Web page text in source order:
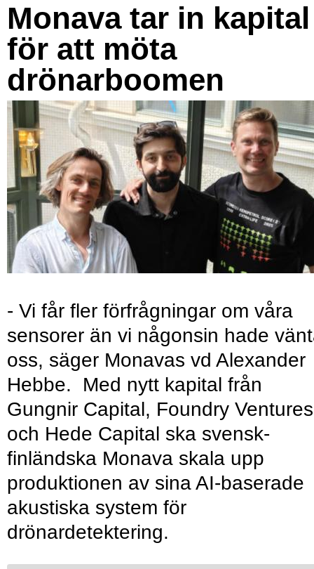
Monava tar in kapital
för att möta
drönarboomen
- Vi får fler förfrågningar om våra
sensorer än vi någonsin hade
oss, säger Monavas vd Alexander
Hebbe. Med nytt kapital från
Gungnir Capital, Foundry Ventures
och Hede Capital ska svensk-
finländska Monava skala upp
produktionen av sina AI-baserade
akustiska system för
drönardetektering.